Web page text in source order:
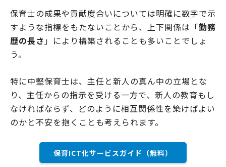
保育士の成果や貢献度合いについては明確に数字で示
すような指標をもたないことから、上下関係は「勤務
歴の長さ」により構築されることも多いことでしょ
う。
特に中堅保育士は、主任と新人の真ん中の立場とな
り、主任からの指示を受ける一方で、新人の教育もし
なければならず、どのように相互関係性を築けばよい
のかと不安を抱くことも考えられます。
保育ICT化サービスガイド（無料）